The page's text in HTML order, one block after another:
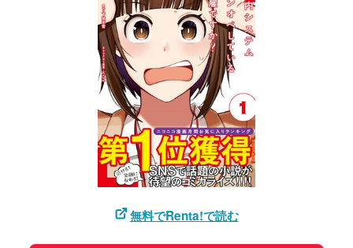
無料でRenta!で読む